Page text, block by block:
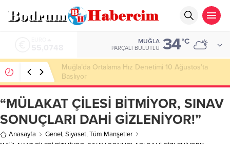
MUĞLA
PARÇALI BULUTLU 34°C
Ankara; “Bodrum’un misyonu, mottosu, vizyonu;
genç oyuncuları parlatıp onlara kariyer
kazandırmak”
“MÜLAKAT ÇİLESİ BİTMİYOR, SINAV
SONUÇLARI DAHİ GİZLENİYOR!”
Anasayfa Genel,Siyaset,Tüm Manşetler